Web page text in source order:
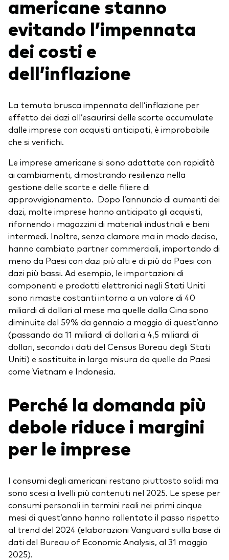
americane stanno
evitando l’impennata
dei costi e
dell’inflazione
La temuta brusca impennata dell’inflazione per
effetto dei dazi all’esaurirsi delle scorte accumulate
dalle imprese con acquisti anticipati, è improbabile
che si verifichi.
Le imprese americane si sono adattate con rapidità
ai cambiamenti, dimostrando resilienza nella
gestione delle scorte e delle filiere di
approvvigionamento. Dopo l’annuncio di aumenti dei
dazi, molte imprese hanno anticipato gli acquisti,
rifornendo i magazzini di materiali industriali e beni
intermedi. Inoltre, senza clamore ma in modo deciso,
hanno cambiato partner commerciali, importando di
meno da Paesi con dazi più alti e di più da Paesi con
dazi più bassi. Ad esempio, le importazioni di
componenti e prodotti elettronici negli Stati Uniti
sono rimaste costanti intorno a un valore di 40
miliardi di dollari al mese ma quelle dalla Cina sono
diminuite del 59% da gennaio a maggio di quest’anno
(passando da 11 miliardi di dollari a 4,5 miliardi di
dollari, secondo i dati del Census Bureau degli Stati
Uniti) e sostituite in larga misura da quelle da Paesi
come Vietnam e Indonesia.
Perché la domanda più
debole riduce i margini
per le imprese
I consumi degli americani restano piuttosto solidi ma
sono scesi a livelli più contenuti nel 2025. Le spese per
consumi personali in termini reali nei primi cinque
mesi di quest’anno hanno rallentato il passo rispetto
al trend del 2024 (elaborazioni Vanguard sulla base di
dati del Bureau of Economic Analysis, al 31 maggio
2025).